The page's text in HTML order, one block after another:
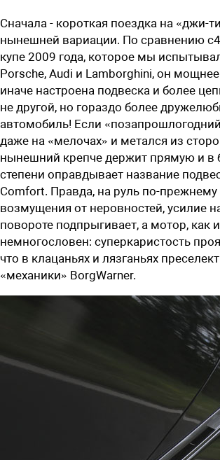
Сначала - короткая поездка на «джи-
нынешней вариации. По сравнению
купе 2009 года, которое мы
Porsche, Audi и Lamborghini, он мощнее
иначе настроена подвеска и более
не другой, но гораздо более
автомобиль! Если
даже на «мелочах» и метался из
нынешний крепче держит прямую и в
степени оправдывает название
Comfort. Правда, на руль по-прежнему
возмущения от неровностей, усилие
повороте подпрыгивает, а мотор, как
немногословен: суперкаристость
что в клацаньях и лязганьях
«механики» BorgWarner.